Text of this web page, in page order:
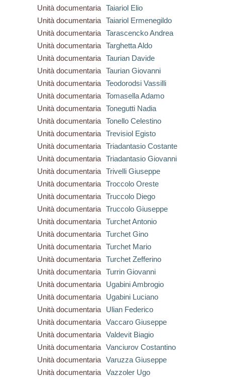
Unità documentaria
Taiariol Elio
Unità documentaria
Taiariol Ermenegildo
Unità documentaria
Tarascencko Andrea
Unità documentaria
Targhetta Aldo
Unità documentaria
Taurian Davide
Unità documentaria
Taurian Giovanni
Unità documentaria
Teodorodsi Vassilli
Unità documentaria
Tomasella Adamo
Unità documentaria
Tonegutti Nadia
Unità documentaria
Tonello Celestino
Unità documentaria
Trevisiol Egisto
Unità documentaria
Triadantasio Costante
Unità documentaria
Triadantasio Giovanni
Unità documentaria
Trivelli Giuseppe
Unità documentaria
Troccolo Oreste
Unità documentaria
Truccolo Diego
Unità documentaria
Truccolo Giuseppe
Unità documentaria
Turchet Antonio
Unità documentaria
Turchet Gino
Unità documentaria
Turchet Mario
Unità documentaria
Turchet Zefferino
Unità documentaria
Turrin Giovanni
Unità documentaria
Ugabini Ambrogio
Unità documentaria
Ugabini Luciano
Unità documentaria
Ulian Federico
Unità documentaria
Vaccaro Giuseppe
Unità documentaria
Valdevit Biagio
Unità documentaria
Vanciurov Costantino
Unità documentaria
Varuzza Giuseppe
Unità documentaria
Vazzoler Ugo